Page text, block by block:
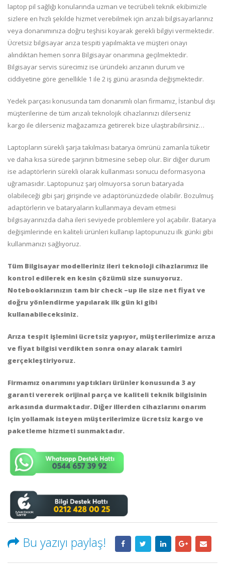
laptop pil sağlığı konularında uzman ve tecrübeli teknik ekibimizle
sizlere en hızlı şekilde hizmet verebilmek için arızalı bilgisayarlarınız
veya donanımınıza doğru teşhisi koyarak gerekli bilgiyi vermektedir.
Ücretsiz bilgisayar arıza tespiti yapılmakta ve müşteri onayı
alındıktan hemen sonra Bilgisayar onarımına geçilmektedir.
Bilgisayar servis sürecimiz ise üründeki arızanın durum ve
ciddiyetine göre genellikle 1 ile 2 iş günü arasında değişmektedir.
Yedek parçası konusunda tam donanımlı olan firmamız, İstanbul dışı
müşterilerine de tüm arızalı teknolojik cihazlarınızı dilerseniz
kargo ile dilerseniz mağazamıza getirerek bize ulaştırabilirsiniz…
Laptopların sürekli şarja takılması batarya ömrünü zamanla tüketir
ve daha kısa sürede şarjının bitmesine sebep olur. Bir diğer durum
ise adaptörlerin sürekli olarak kullanması sonucu deformasyona
uğramasıdır. Laptopunuz şarj olmuyorsa sorun bataryada
olabileceği gibi şarj girişinde ve adaptörünüzdede olabilir. Bozulmuş
adaptörlerin ve bataryaların kullanmaya devam etmesi
bilgisayarınızda daha ileri seviyede problemlere yol açabilir. Batarya
değişimlerinde en kaliteli ürünleri kullanıp laptopunuzu ilk günki gibi
kullanmanızı sağlıyoruz.
Tüm Bilgisayar modelleriniz ileri teknoloji cihazlarımız ile
kontrol edilerek en kesin çözümü size sunuyoruz.
Notebooklarınızın tam bir check –up ile size net fiyat ve
doğru yönlendirme yapılarak ilk gün ki gibi
kullanabileceksiniz.
Arıza tespit işlemini ücretsiz yapıyor, müşterilerimize arıza
ve fiyat bilgisi verdikten sonra onay alarak tamiri
gerçekleştiriyoruz.
Firmamız onarımını yaptıkları ürünler konusunda 3 ay
garanti vererek orijinal parça ve kaliteli teknik bilgisinin
arkasında durmaktadır. Diğer illerden cihazlarını onarım
için yollamak isteyen müşterilerimize ücretsiz kargo ve
paketleme hizmeti sunmaktadır.
Bu yazıyı paylaş!